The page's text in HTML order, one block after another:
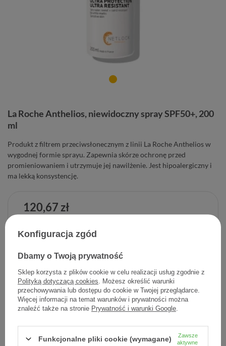
La Roche Anthelios, niewidoczny spray SPF50+, 200
ml
Produkt z filtrem przeciwsłonecznym z linii La Roche Anthelios w
wygodnej formie sprayu. Zapewnia skórze ochronę przed
promieniowaniem i utrzymuje jej nawilżenie. Jest hipoalergiczny i
ma lekką konsystencję.
120,67 zł
Dodaj do listy zakupowej
Kod produktu:
3337875886055
Konfiguracja zgód
Dbamy o Twoją prywatność
Sklep korzysta z plików cookie w celu realizacji usług zgodnie z
Polityką dotyczącą cookies . Możesz określić warunki
przechowywania lub dostępu do cookie w Twojej przeglądarce.
Więcej informacji na temat warunków i prywatności można
znaleźć także na stronie Prywatność i warunki Google
Funkcjonalne pliki cookie (wymagane)
Zawsze
aktywne